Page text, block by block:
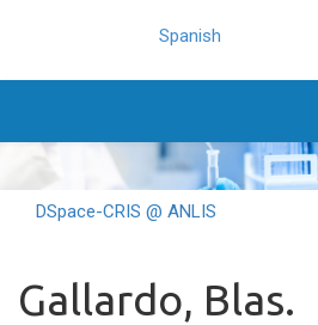
Spanish
DSpace-CRIS @ ANLIS
Gallardo, Blas.